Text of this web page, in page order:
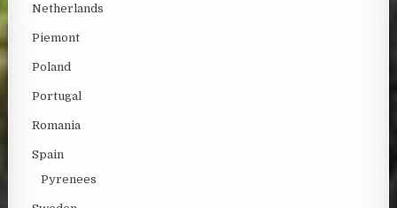
Netherlands
Piemont
Poland
Portugal
Romania
Spain
Pyrenees